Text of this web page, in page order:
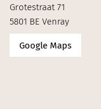
Grotestraat 71
5801 BE Venray
Google Maps